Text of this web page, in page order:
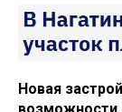
Новая